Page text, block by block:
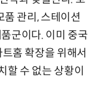
관리, 스테이션
군이다. 이미 중국
홈 확장을 위해서
할 수 없는 상황이